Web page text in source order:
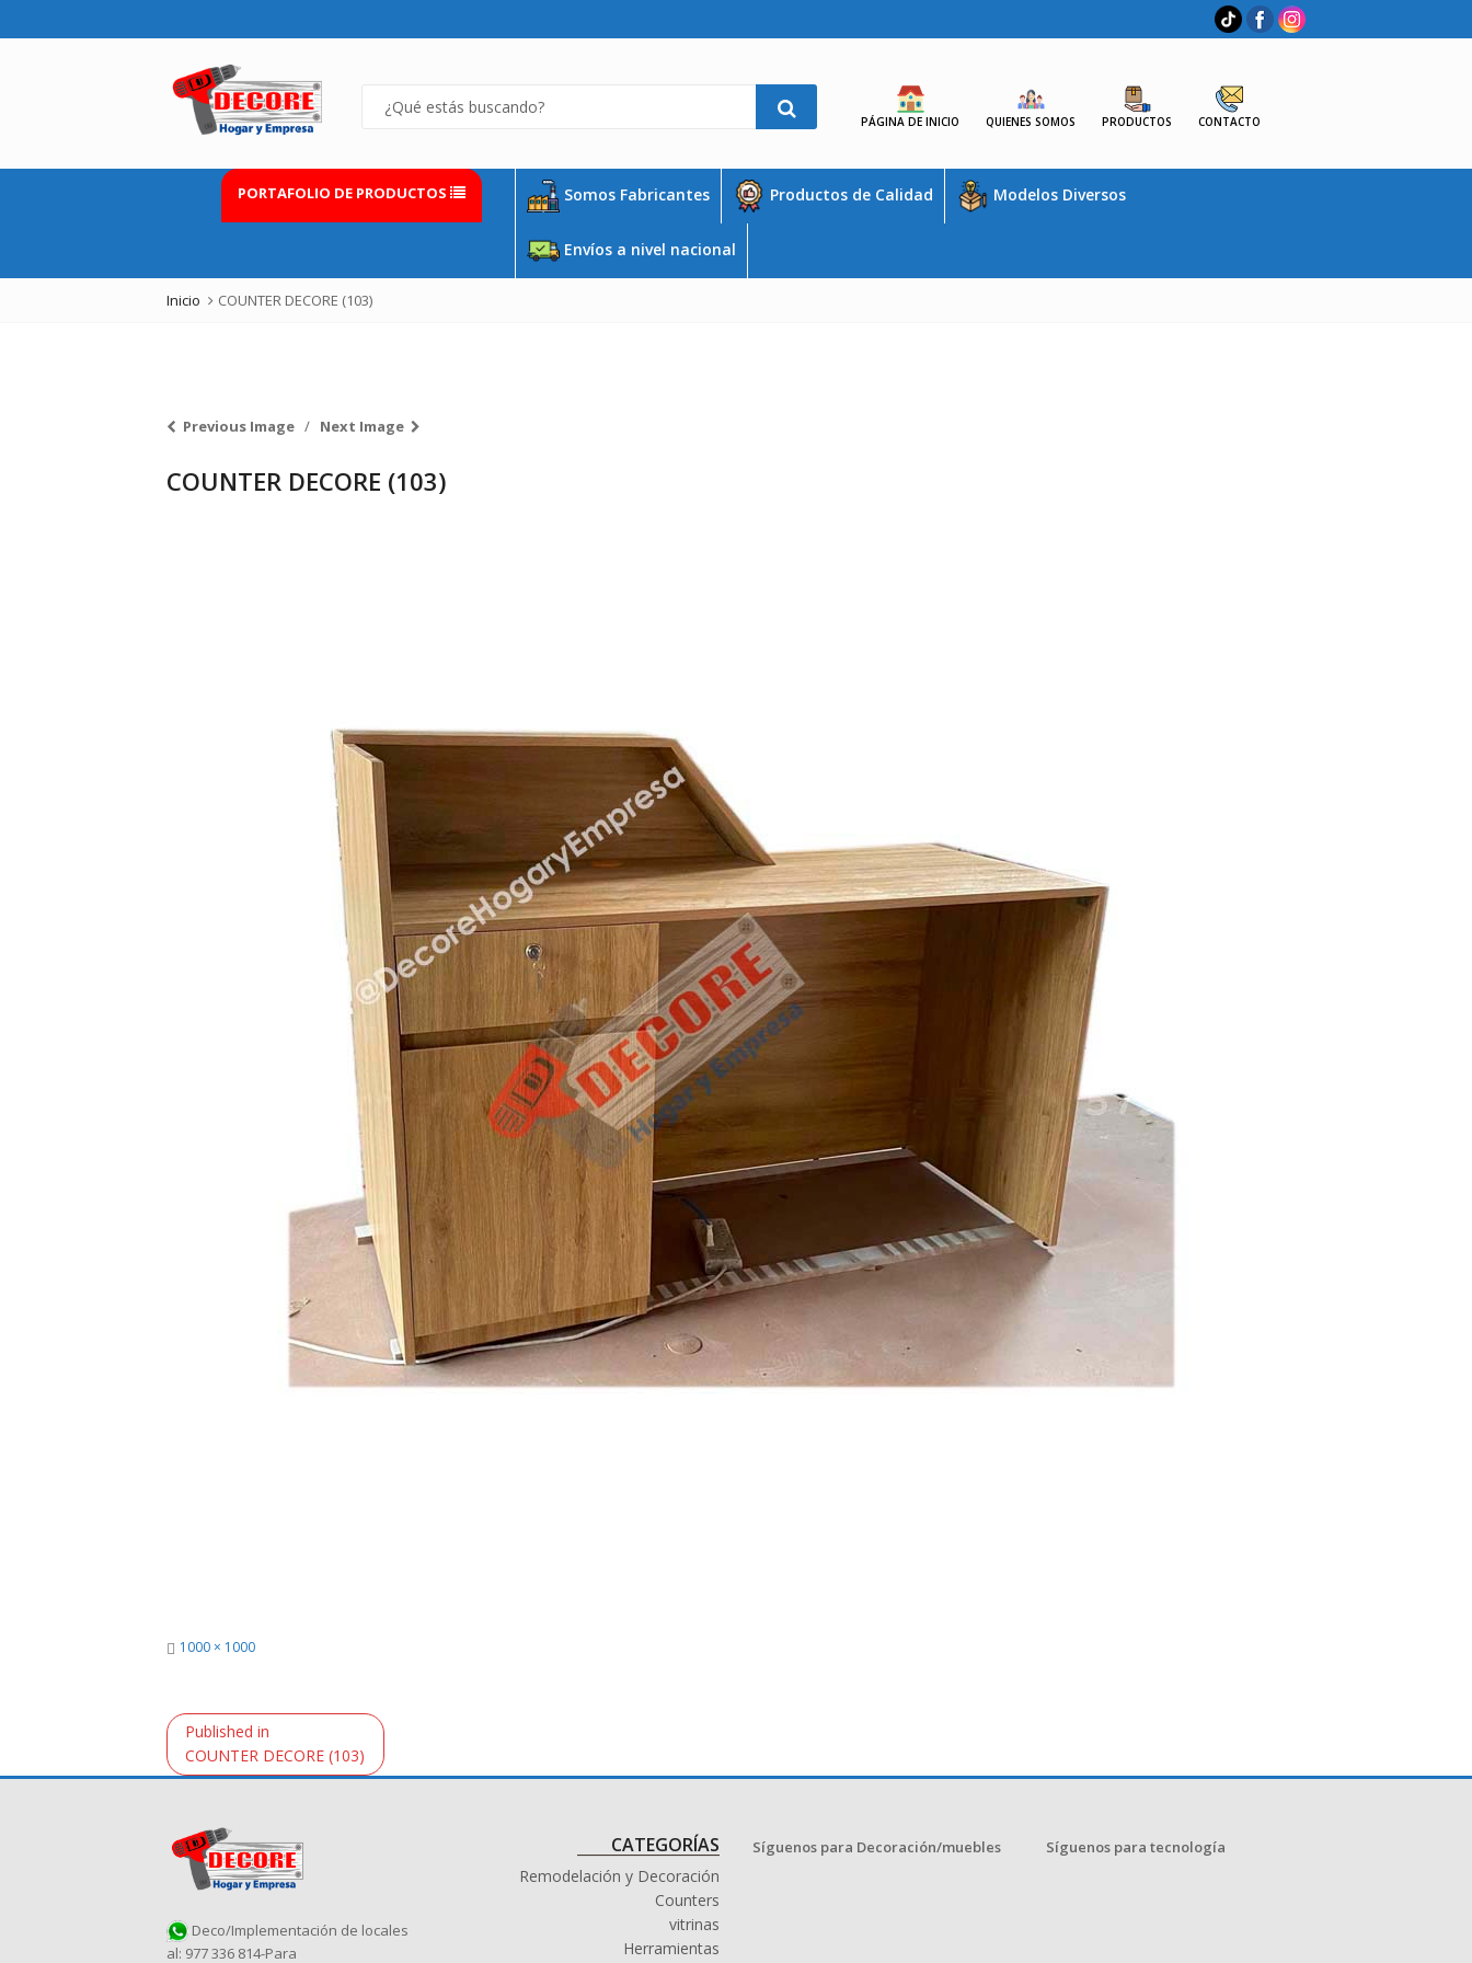
PÁGINA DE INICIO QUIENES SOMOS PRODUCTOS CONTACTO
PORTAFOLIO DE PRODUCTOS Somos Fabricantes Productos de Calidad Modelos Diversos
Envíos a nivel nacional
Inicio COUNTER DECORE (103)
Previous Image Next Image
COUNTER DECORE (103)
Full
1000 × 1000
Navegación
de
entradas
Published in
COUNTER DECORE (103)
Deco/Implementación de locales
al: 977 336 814-Para
CATEGORÍAS
Remodelación y Decoración
Counters
vitrinas
Herramientas
Síguenos para Decoración/muebles Síguenos para tecnología